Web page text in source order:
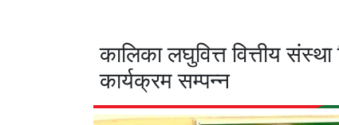
कालिका लघुवित्त वित्तीय
कार्यक्रम सम्पन्न